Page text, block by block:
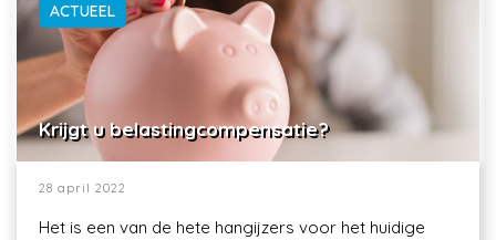
ACTUEEL
Krijgt u belastingcompensatie?
28 april 2022
Het is een van de hete hangijzers voor het huidige